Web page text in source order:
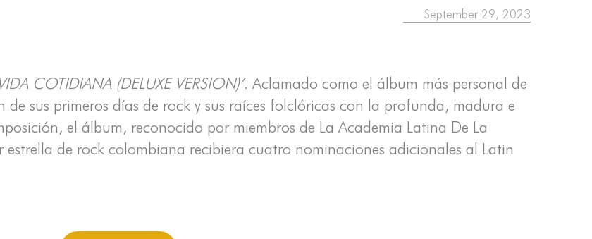
September 29, 2023
COTIDIANA (DELUXE VERSION)’. Aclamado como el álbum más personal de
sus primeros días de rock y sus raíces folclóricas con la profunda, madura e
el álbum, reconocido por miembros de La Academia Latina De La
de rock colombiana recibiera cuatro nominaciones adicionales al Latin